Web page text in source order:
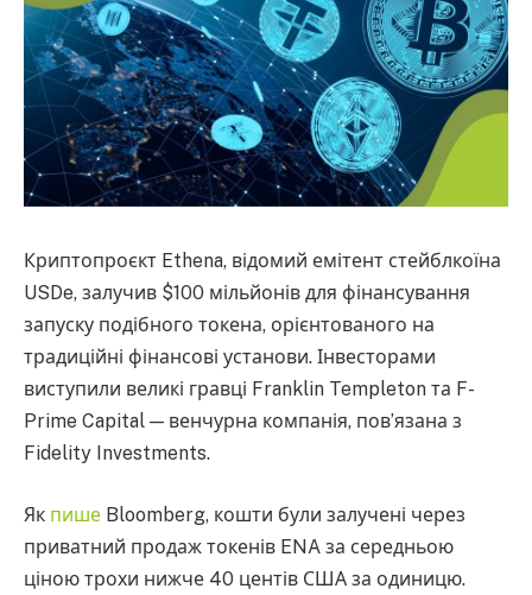
Криптопроєкт Ethena, відомий емітент стейблкоїна
USDe, залучив $100 мільйонів для фінансування
запуску подібного токена, орієнтованого на
традиційні фінансові установи. Інвесторами
виступили великі гравці Franklin Templeton та F-
Prime Capital — венчурна компанія, пов’язана з
Fidelity Investments.
Як пише Bloomberg, кошти були залучені через
приватний продаж токенів ENA за середньою
ціною трохи нижче 40 центів США за одиницю.